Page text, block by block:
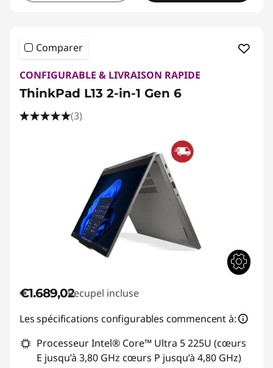
Comparer
CONFIGURABLE & LIVRAISON RAPIDE
ThinkPad L13 2-in-1 Gen 6
(3)
€1.689,02Recupel incluse
Les spécifications configurables commencent à:
Processeur Intel® Core™ Ultra 5 225U (cœurs
E jusqu’à 3,80 GHz cœurs P jusqu’à 4,80 GHz)